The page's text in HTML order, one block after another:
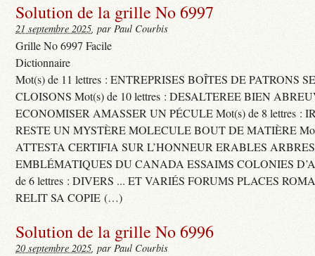
Solution de la grille No 6997
21 septembre 2025, par Paul Courbis
Grille No 6997 Facile
Dictionnaire
Mot(s) de 11 lettres : ENTREPRISES BOÎTES DE PATRONS
CLOISONS Mot(s) de 10 lettres : DESALTEREE BIEN
ECONOMISER AMASSER UN PÉCULE Mot(s) de 8 lettres :
RESTE UN MYSTÈRE MOLECULE BOUT DE MATIÈRE
ATTESTA CERTIFIA SUR L’HONNEUR ERABLES ARBRES
EMBLÉMATIQUES DU CANADA ESSAIMS COLONIES
de 6 lettres : DIVERS ... ET VARIÉS FORUMS PLACES
RELIT SA COPIE (…)
Solution de la grille No 6996
20 septembre 2025, par Paul Courbis